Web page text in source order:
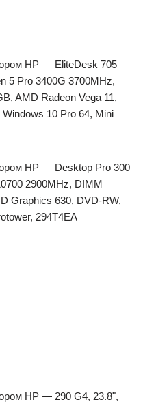
HP — EliteDesk 705
5 Pro 3400G 3700MHz,
AMD Radeon Vega 11,
10 Pro 64, Mini
HP — Desktop Pro 300
2900MHz, DIMM
Graphics 630, DVD-RW,
294T4EA
HP — 290 G4, 23.8",